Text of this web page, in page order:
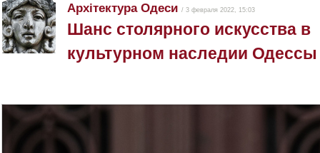
Архітектура Одеси / 3 февраля 2022, 15:03
Шанс столярного искусства в
культурном наследии Одессы